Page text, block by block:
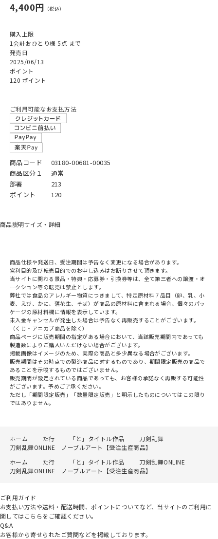
4,400円
購入上限
1会計おひとり様 5点 まで
発売日
2025/06/13
ポイント
120 ポイント
ご利用可能なお支払方法
商品コード
03180-00681-00035
商品区分１
通常
部署
213
ポイント
120
商品説明サイズ・詳細
商品仕様や発送日、受注期間は予告なく変更になる場合があります。
営利目的及び転売目的でのお申し込みはお断りさせて頂きます。
当サイトに関わる景品・特典・応募券・引換券等は、全て第三者への譲渡・オ
ークション等の転売は禁止とします。
弊社では食品のアレルギー物質につきまして、特定原材料７品目（卵、乳、小
麦、えび、かに、落花生、そば）が商品の原材料に含まれる場合、個々のパッ
ケージの原材料欄に情報を表示しています。
未入金キャンセルが発生した場合は予告なく再販売することがございます。
（くじ・アニカプ商品を除く）
商品ページに販売期間の指定がある場合において、当該販売期間内であっても
製造数によりご購入いただけない場合がございます。
掲載画像はイメージのため、実際の商品と多少異なる場合がございます。
販売期間はその時点での製造商品に対するものであり、期間限定販売の商品で
あることを示唆するものではございません。
販売期間が設定されている商品であっても、お客様の承諾なく再販する可能性
がございます。予めご了承ください。
ただし「期間限定販売」「数量限定販売」と明示したものについてはこの限り
ではありません。
ホーム た行 「と」タイトル作品
刀剣乱舞
刀剣乱舞ONLINE ノーブルアート【受注生産商品】
ホーム
た行 「と」タイトル作品
刀剣乱舞ONLINE
刀剣乱舞ONLINE ノーブルアート【受注生産商品】
ご利用ガイド
お支払い方法や送料・配送時間、ポイントについてなど、当サイトのご利用に
関してはこちらをご確認ください。
Q&A
お客様から寄せられたご質問などを掲載しております。